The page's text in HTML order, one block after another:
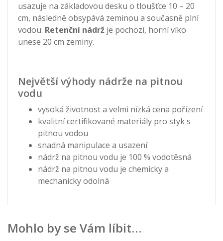
usazuje na základovou desku o tloušťce 10 – 20
cm, následně obsypává zeminou a současně plní
vodou. Retenční nádrž je pochozí, horní víko
unese 20 cm zeminy.
Největší výhody nádrže na pitnou
vodu
vysoká životnost a velmi nízká cena pořízení
kvalitní certifikované materiály pro styk s
pitnou vodou
snadná manipulace a usazení
nádrž na pitnou vodu je 100 % vodotěsná
nádrž na pitnou vodu je chemicky a
mechanicky odolná
Mohlo by se Vám líbit…